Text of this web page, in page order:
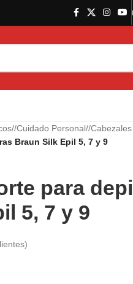
/ Cuidado Personal/
Braun Silk Epil 5, 7 y 9
para
5, 7 y 9